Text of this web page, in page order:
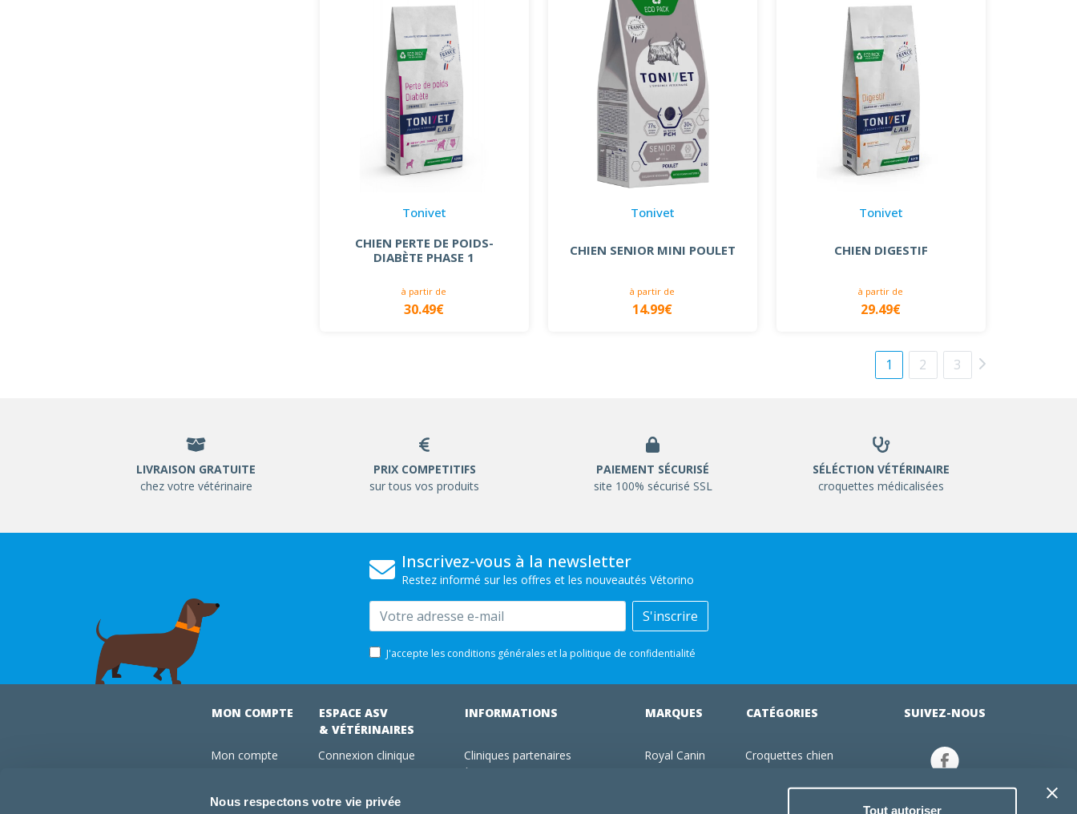
Nous respectons votre vie privée
Tout autoriser
Tonivet
CHIEN PERTE DE POIDS-
DIABÈTE PHASE 1
à partir de
30.49€
Tonivet
CHIEN SENIOR MINI POULET
à partir de
14.99€
Tonivet
CHIEN DIGESTIF
à partir de
29.49€
1 2 3
LIVRAISON GRATUITE
chez votre vétérinaire
PRIX COMPETITIFS
sur tous vos produits
PAIEMENT SÉCURISÉ
site 100% sécurisé SSL
SÉLÉCTION VÉTÉRINAIRE
croquettes médicalisées
Inscrivez-vous à la newsletter
Restez informé sur les offres et les nouveautés Vétorino
Email S'inscrire
J'accepte les conditions générales et la politique de confidentialité
MON COMPTE
Mon compte
ESPACE ASV
& VÉTÉRINAIRES
Connexion clinique
INFORMATIONS
Cliniques partenaires
MARQUES
Royal Canin
CATÉGORIES
Croquettes chien
Jouets chien
SUIVEZ-NOUS